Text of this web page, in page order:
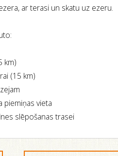
ar terasi un skatu uz ezeru.
km)
(15 km)
piemiņas vieta
slēpošanas trasei